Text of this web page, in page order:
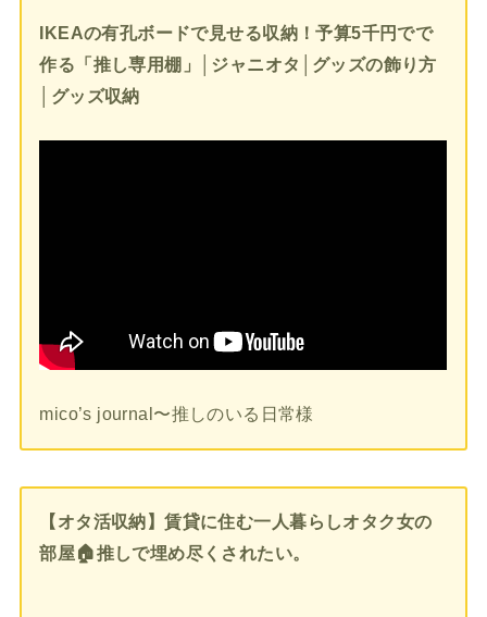
IKEAの有孔ボードで見せる収納！予算5千円でで
作る「推し専用棚」│ジャニオタ│グッズの飾り方
│グッズ収納
mico’s journal〜推しのいる日常様
【オタ活収納】賃貸に住む一人暮らしオタク女の
部屋🏠推しで埋め尽くされたい。